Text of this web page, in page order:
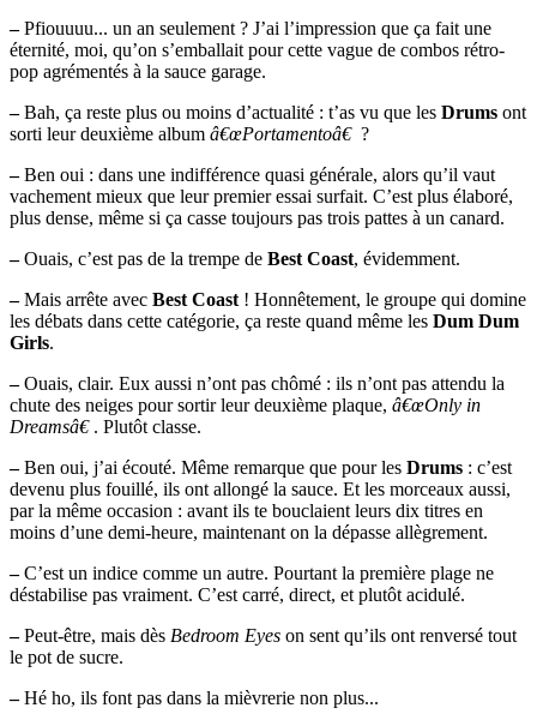
–Pfiouuuu... un an seulement ? J’ai l’impression que ça fait une
éternité, moi, qu’on s’emballait pour cette vague de combos rétro-
pop agrémentés à la sauce garage.
–Bah, ça reste plus ou moins d’actualité : t’as vu que les Drums ont
sorti leur deuxième album â€œPortamentoâ€ ?
–Ben oui : dans une indifférence quasi générale, alors qu’il vaut
vachement mieux que leur premier essai surfait. C’est plus élaboré,
plus dense, même si ça casse toujours pas trois pattes à un canard.
–Ouais, c’est pas de la trempe de Best Coast, évidemment.
–Mais arrête avec Best Coast ! Honnêtement, le groupe qui domine
les débats dans cette catégorie, ça reste quand même les Dum Dum
Girls.
–Ouais, clair. Eux aussi n’ont pas chômé : ils n’ont pas attendu la
chute des neiges pour sortir leur deuxième plaque, â€œOnly in
Dreamsâ€ . Plutôt classe.
–Ben oui, j’ai écouté. Même remarque que pour les Drums : c’est
devenu plus fouillé, ils ont allongé la sauce. Et les morceaux aussi,
par la même occasion : avant ils te bouclaient leurs dix titres en
moins d’une demi-heure, maintenant on la dépasse allègrement.
–C’est un indice comme un autre. Pourtant la première plage ne
déstabilise pas vraiment. C’est carré, direct, et plutôt acidulé.
–Peut-être, mais dès Bedroom Eyes on sent qu’ils ont renversé tout
le pot de sucre.
–Hé ho, ils font pas dans la mièvrerie non plus...